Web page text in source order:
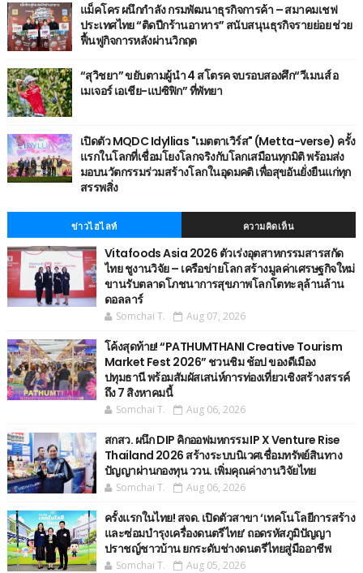
แม็คโคร ผนึกกำลัง กรมพัฒนาธุรกิจการค้า – สมาคมเชฟ
ประเทศไทย “ติดปีกร้านอาหาร” สนับสนุนธุรกิจรายย่อย ช่วย
ฟื้นฟูกิจการหลังผ่านวิกฤต
“สุวิชยา” ขยับตามผู้นำ 4 สโตรค จบรอบสองศึก“วีเมนส์ อ
เมเจอร์ เอเชีย-แปซิฟิก” ที่พัทยา
เปิดตัว MQDC Idyllias "เมตตาเวิร์ส" (Metta-verse) ครั้ง
แรกในโลกที่เชื่อมโยงโลกจริงกับโลกเสมือนทุกมิติ พร้อมส่ง
มอบนวัตกรรมร่วมสร้างโลกในอุดมคติ เพื่อสุขอันยั่งยืนแก่ทุก
สรรพสิ่ง
ข่าวไฮไลท์ ความคิดเห็น
Vitafoods Asia 2026 ตัวเร่งอุตสาหกรรมสารสกัด
ไทย ชูงานวิจัย – เครือข่ายโลก สร้างมูลค่าเศรษฐกิจใหม่
ขานรับตลาดโภชนาการสุขภาพโลกโตทะลุล้านล้าน
ดอลลาร์
Somchai T. Aug 07, 2026
โค้งสุดท้าย! “PATHUMTHANI Creative Tourism
Market Fest 2026” ชวนชิม ช้อป ของดีเมือง
ปทุมธานี พร้อมสัมผัสเสน่ห์การท่องเที่ยวเชิงสร้างสรรค์
ถึง 7 สิงหาคมนี้
Somchai T. Aug 06, 2026
สกสว. ผนึก DIP คิกออฟมหกรรม IP X Venture Rise
Thailand 2026 สร้างระบบนิเวศเชื่อมทรัพย์สินทาง
ปัญญาผ่านกองทุน ววน. เพิ่มคุณค่างานวิจัยไทย
Somchai T. Aug 06, 2026
ครั้งแรกในไทย! สจด. เปิดตัวสาขา ‘เทคโนโลยีการสร้าง
และซ่อมบำรุงเครื่องดนตรีไทย’ ​ถอดรหัสภูมิปัญญา
ปราชญ์ชาวบ้าน ยกระดับช่างดนตรีไทยสู่มืออาชีพ
Somchai T. Aug 05, 2026